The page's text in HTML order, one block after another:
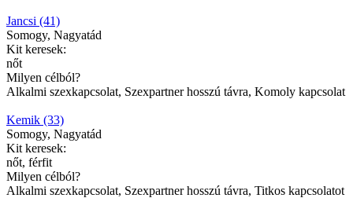
Jancsi (41)
Somogy, Nagyatád
Kit keresek:
nőt
Milyen célból?
Alkalmi szexkapcsolat, Szexpartner hosszú távra, Komoly kapcsolat
Kemik (33)
Somogy, Nagyatád
Kit keresek:
nőt, férfit
Milyen célból?
Alkalmi szexkapcsolat, Szexpartner hosszú távra, Titkos kapcsolatot